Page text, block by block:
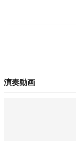
演奏動画